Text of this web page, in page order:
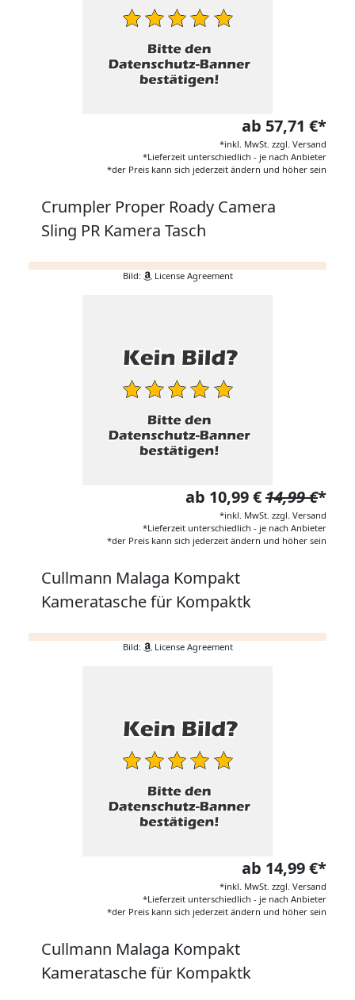
ab 57,71 €*
*inkl. MwSt. zzgl. Versand
*Lieferzeit unterschiedlich - je nach Anbieter
*der Preis kann sich jederzeit ändern und höher sein
Crumpler Proper Roady Camera
Sling PR Kamera Tasch
Bild: License Agreement
ab 10,99 €14,99 €*
*inkl. MwSt. zzgl. Versand
*Lieferzeit unterschiedlich - je nach Anbieter
*der Preis kann sich jederzeit ändern und höher sein
Cullmann Malaga Kompakt
Kameratasche für Kompaktk
Bild: License Agreement
ab 14,99 €*
*inkl. MwSt. zzgl. Versand
*Lieferzeit unterschiedlich - je nach Anbieter
*der Preis kann sich jederzeit ändern und höher sein
Cullmann Malaga Kompakt
Kameratasche für Kompaktk